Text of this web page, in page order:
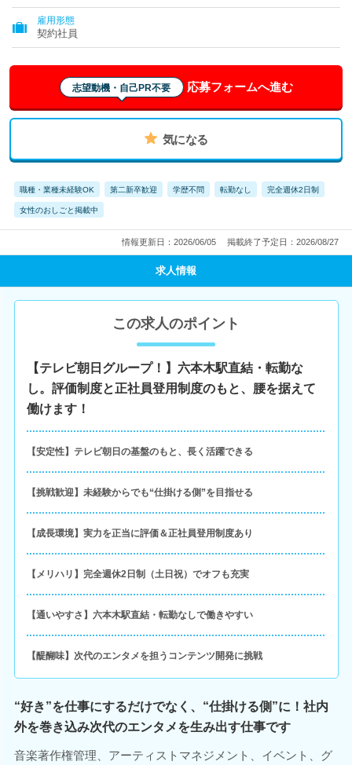
雇用形態
契約社員
志望動機・自己PR不要 応募フォームへ進む
気になる
職種・業種未経験OK 第二新卒歓迎 学歴不問 転勤なし 完全週休2日制
女性のおしごと掲載中
情報更新日：2026/06/05 掲載終了予定日：2026/08/27
求人情報
この求人のポイント
【テレビ朝日グループ！】六本木駅直結・転勤な
し。評価制度と正社員登用制度のもと、腰を据えて
働けます！
【安定性】テレビ朝日の基盤のもと、長く活躍できる
【挑戦歓迎】未経験からでも“仕掛ける側”を目指せる
【成長環境】実力を正当に評価＆正社員登用制度あり
【メリハリ】完全週休2日制（土日祝）でオフも充実
【通いやすさ】六本木駅直結・転勤なしで働きやすい
【醍醐味】次代のエンタメを担うコンテンツ開発に挑戦
“好き”を仕事にするだけでなく、“仕掛ける側”に！社内
外を巻き込み次代のエンタメを生み出す仕事です
音楽著作権管理、アーティストマネジメント、イベント、グ